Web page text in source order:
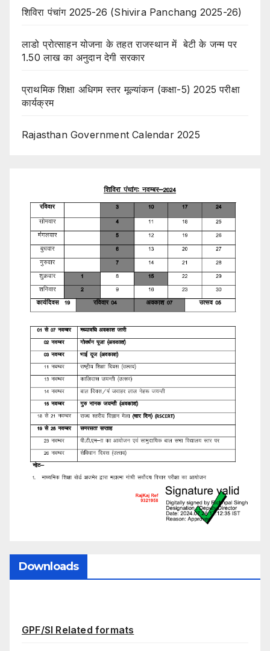
शिविरा पंचांग 2025-26 (Shivira Panchang 2025-26)
लाडो प्रोत्साहन योजना के तहत राजस्थान में बेटी के जन्म पर
1.50 लाख का अनुदान देगी सरकार
प्राथमिक शिक्षा अधिगम स्तर मूल्यांकन (कक्षा-5) 2025 परीक्षा
कार्यक्रम
Rajasthan Government Calendar 2025
Downloads
GPF/SI Related formats